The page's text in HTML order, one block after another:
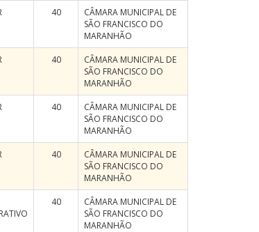
40
CÂMARA MUNICIPAL DE
SÃO FRANCISCO DO
MARANHÃO
40
CÂMARA MUNICIPAL DE
SÃO FRANCISCO DO
MARANHÃO
40
CÂMARA MUNICIPAL DE
SÃO FRANCISCO DO
MARANHÃO
40
CÂMARA MUNICIPAL DE
SÃO FRANCISCO DO
MARANHÃO
40
CÂMARA MUNICIPAL DE
SÃO FRANCISCO DO
MARANHÃO